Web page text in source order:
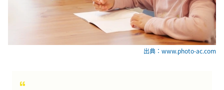
出典：www.photo-ac.com